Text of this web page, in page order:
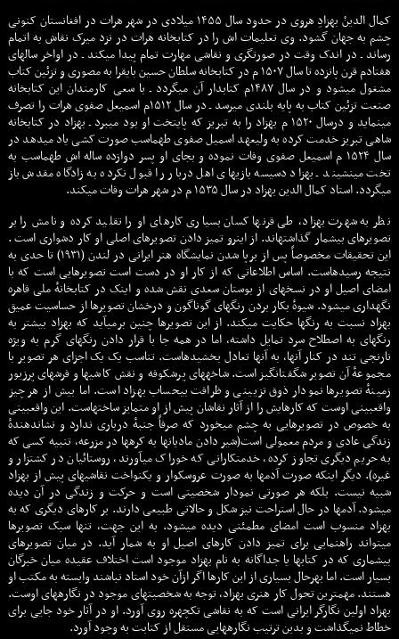
کمال الدینْ بهزادِ هروی در حدود سال ۱۴۵۵ ميلادى در شهر هرات در افغانستان کنونی
چشم به جهان گشود. وی تعلیمات اش را در کتابخانه هرات در نزد میرک نقاش به اتمام
رساند ـ در اندک وقت در صورتگری و نقاشی مهارت تمام پیدا میکند ـ در اواخر سالهای
هفتادم قرن پانزده تا سال ۱۵۰۷ م در کتابخانه سلطان حسین بایقرا به مصوری و تزئین کتاب
مشغول میشود و در سال ۱۴۸۷م کتابدار آن میگردد ـ با سعی کارمندان این کتابخانه
صنعت تزئین کتاب به پایه بلندی میرسد ـ در سال ۱۵۱۲م اسمیعل صفوی هرات را تصرف
مینماید و درسال ۱۵۲۰ م بهزاد را به تبریز که پایتخت او بود میبرد ـ بهزاد در کتابخانه
شاهی تبریز خدمت کرده به ولیعهد اسمیل صفوی طهماسب صورت کشی یاد میدهد در
سال ۱۵۲۴ م اسمیعل صفوی وفات نموده و بجای او پسر دوازده ساله اش طهماسب به
تخت مینشیند ـ بهزاد دسیسه بازیهای اهل دربار را قبول نکرده به زادگاه مقدش باز
میگردد. استاد کمال الدین بهزاد در سال ۱۵۳۵ م در شهر هرات وفات ميکند.
نظر به شهرت بهزاد، طی قرنها کسان بسیاری کارهای او را تقلید کرده و نامش را بر
تصویرهای بیشمار گذاشتهاند. از اینرو تمیز دادن تصویرهای اصلی او کار دشواری است .
این تحقیقات مخصوصاً پس از برپا شدن نمایشگاه هنر ایرانی در لندن (۱۹۳۱) تا حدی به
نتیجه رسیدهاست. اساس اطلاعاتی که از کار او در دست است تصویرهایی است که با
امضای اصیل او در نسخهای از بوستان سعدی نقش شده و اینک در کتابخانهٔ ملی قاهره
نگهداری میشود. شیوهٔ بکار بردن رنگهای گوناگون و درخشان تصویرها از حساسیت عمیق
بهزاد نسبت به رنگها حکایت میکند. از این تصویرها چنین برمیآید که بهزاد بیشتر به
رنگهای به اصطلاح سرد تمایل داشته، اما در همه جا با قرار دادن رنگهای گرم به ویژه
نارنجی تند در کنار آنها، به آنها تعادل بخشیدهاست. تناسب یک یک اجزای هر تصویر با
مجموعهٔ آن تصویر شگفتانگیز است. شاخههای پرشکوفه و نقش کاشیها و فرشهای پرزیور
زمینهٔ تصویرها نمودار ذوق تزیینی و ظرافت بیحساب بهزاد است. اما بیش از هر چیز
واقعبینی اوست که کارهایش را از آثار نقاشان پیش از او متمایز ساختهاست. این واقعبینی
به خصوص در تصویرهایی به چشم میخورد که صرفاً جنبهٔ درباری ندارد و نشاندهندهٔ
زندگی عادی و مردم معمولی است(شیر دادن مادیانها به کرهها در مزرعه، تنبیه کسی که
به حریم دیگری تجاوز کرده، خدمتکارانی که خوراک میآورند، روستائیان در کشتزار و
غیره). دیگر اینکه صورت آدمها به صورت عروسکوار و یکنواخت نقاشیهای پیش از بهزاد
شبیه نیست. بلکه هر صورتی نمودار شخصیتی است و حرکت و زندگی در آن دیده
میشود. آدمها در حال استراحت نیز شکل و حالاتی طبیعی دارند. بر کارهای دیگری که به
بهزاد منسوب است امضای مطمئنی دیده میشود. به این جهت، تنها سبک تصویرها
میتواند راهنمایی برای تمیز دادن کارهای اصیل او به شمار آید. در میان تصویرهای
بیشماری که در کتابها یا جداگانه به نام بهزاد موجود است اختلاف عقیده میان خبرگان
بسیار است. اما بهرحال بسیاری از این کارها اگر ازآن خود استاد نباشند وابسته به مکتب او
هستند. مهمترین تحول کار هنری بهزاد، توجه به شخصیتهای موجود در نگارههای اوست.
بهزاد اولین نگارگر ایرانی است که به نقاشی تکچهره روی آورد. او در آثار خود جایی برای
خطاط نمیگذاشت و بدین ترتیب نگارههایی مستقل از کتابت به وجود آورد.